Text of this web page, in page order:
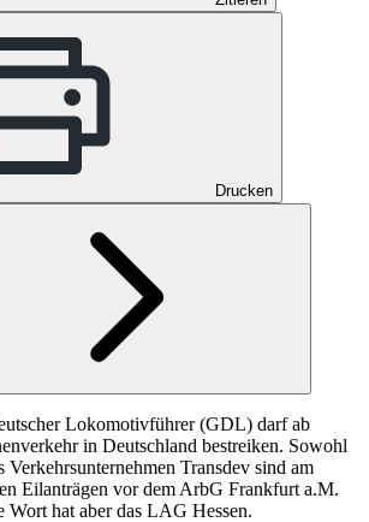
Drucken
Lokomotivführer (GDL) darf ab
in Deutschland bestreiken. Sowohl
Verkehrsunternehmen Transdev sind am
Eilanträgen vor dem ArbG Frankfurt a.M.
Wort hat aber das LAG Hessen.